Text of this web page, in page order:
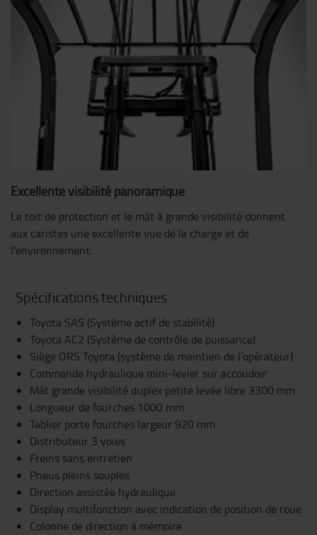
Excellente visibilité panoramique
Le toit de protection et le mât à grande visibilité donnent
aux caristes une excellente vue de la charge et de
l'environnement.
Spécifications techniques
Toyota SAS (Système actif de stabilité)
Toyota AC2 (Système de contrôle de puissance)
Siège ORS Toyota (système de maintien de l’opérateur)
Commande hydraulique mini-levier sur accoudoir
Mât grande visibilité duplex petite levée libre 3300 mm
Longueur de fourches 1000 mm
Tablier porte fourches largeur 920 mm
Distributeur 3 voies
Freins sans entretien
Pneus pleins souples
Direction assistée hydraulique
Display multifonction avec indication de position de roue
Colonne de direction à mémoire